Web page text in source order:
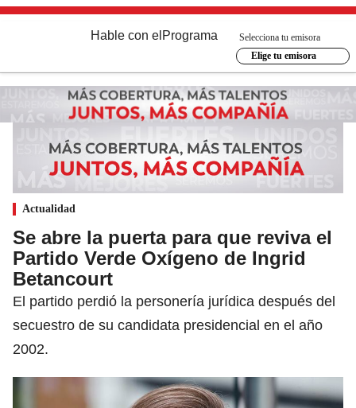
Hable con el Programa
Selecciona tu emisora
Elige tu emisora
Actualidad
Se abre la puerta para que reviva el
Partido Verde Oxígeno de Ingrid
Betancourt
El partido perdió la personería jurídica después del
secuestro de su candidata presidencial en el año
2002.